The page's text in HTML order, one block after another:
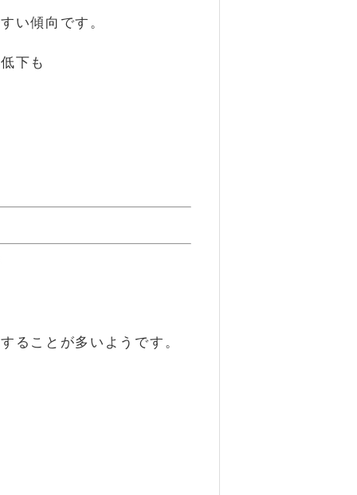
い傾向です。
下も
ることが多いようです。